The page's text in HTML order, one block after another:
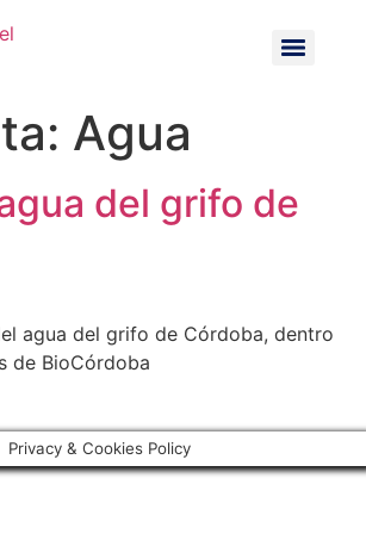
Agua
del grifo de
agua del grifo de Córdoba, dentro
de BioCórdoba
Privacy & Cookies Policy